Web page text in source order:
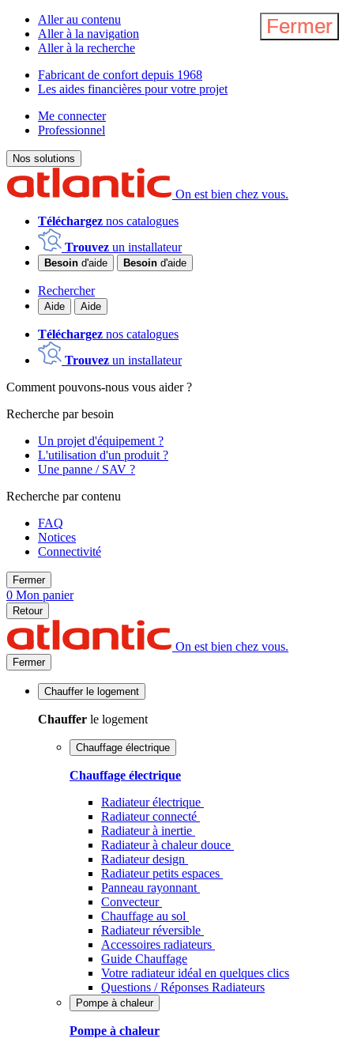
Aller au contenu
Aller à la navigation
Aller à la recherche
Fabricant de confort depuis 1968
Les aides financières pour votre projet
Me connecter
Professionnel
Nos solutions
On est bien chez vous.
Téléchargez nos catalogues
Trouvez un installateur
Besoin d'aide Besoin d'aide
Rechercher
Aide Aide
Téléchargez nos catalogues
Trouvez un installateur
Comment pouvons-nous vous aider ?
Recherche par besoin
Un projet d'équipement ?
L'utilisation d'un produit ?
Une panne / SAV ?
Recherche par contenu
FAQ
Notices
Connectivité
Fermer
0 Mon panier
Retour
On est bien chez vous.
Fermer
Chauffer le logement
Chauffer le logement
Chauffage électrique
Chauffage électrique
Radiateur électrique
Radiateur connecté
Radiateur à inertie
Radiateur à chaleur douce
Radiateur design
Radiateur petits espaces
Panneau rayonnant
Convecteur
Chauffage au sol
Radiateur réversible
Accessoires radiateurs
Guide Chauffage
Votre radiateur idéal en quelques clics
Questions / Réponses Radiateurs
Pompe à chaleur
Pompe à chaleur
Fermer
Fermer